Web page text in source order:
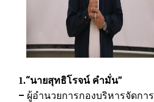
1.“นายสุทธิโรจน์ คำมั่น”
– ผู้อำนวยการกองบริหารจัดก